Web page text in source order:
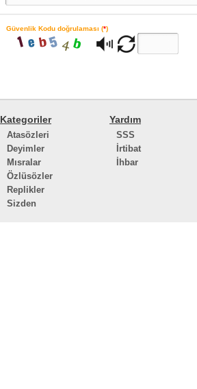
Güvenlik Kodu doğrulaması (*)
Kategoriler
Atasözleri
Deyimler
Mısralar
Özlüsözler
Replikler
Sizden
Yardım
SSS
İrtibat
İhbar